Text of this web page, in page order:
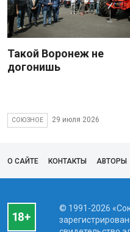
Такой Воронеж не
догонишь
СОЮЗНОЕ 29 июля 2026
О САЙТЕ КОНТАКТЫ АВТОРЫ
© 1991-2026